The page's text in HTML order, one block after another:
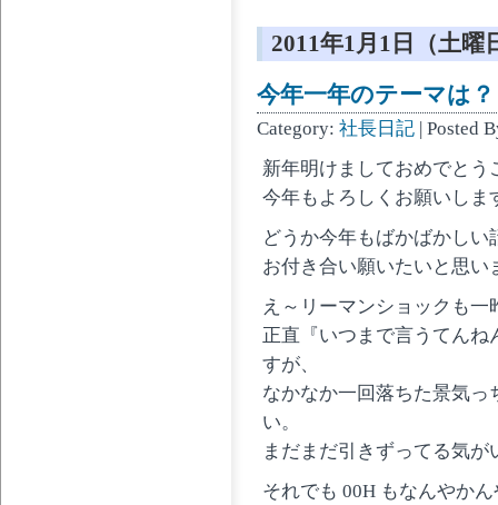
2011年1月1日（土曜
今年一年のテーマは？
Category: 社長日記 | Posted
新年明けましておめでとう
今年もよろしくお願いしま
どうか今年もばかばかしい
お付き合い願いたいと思い
え～リーマンショックも
正直『いつまで言うてん
すが、
なかなか一回落ちた景気
い。
まだまだ引きずってる気が
それでも 00H もなんやか